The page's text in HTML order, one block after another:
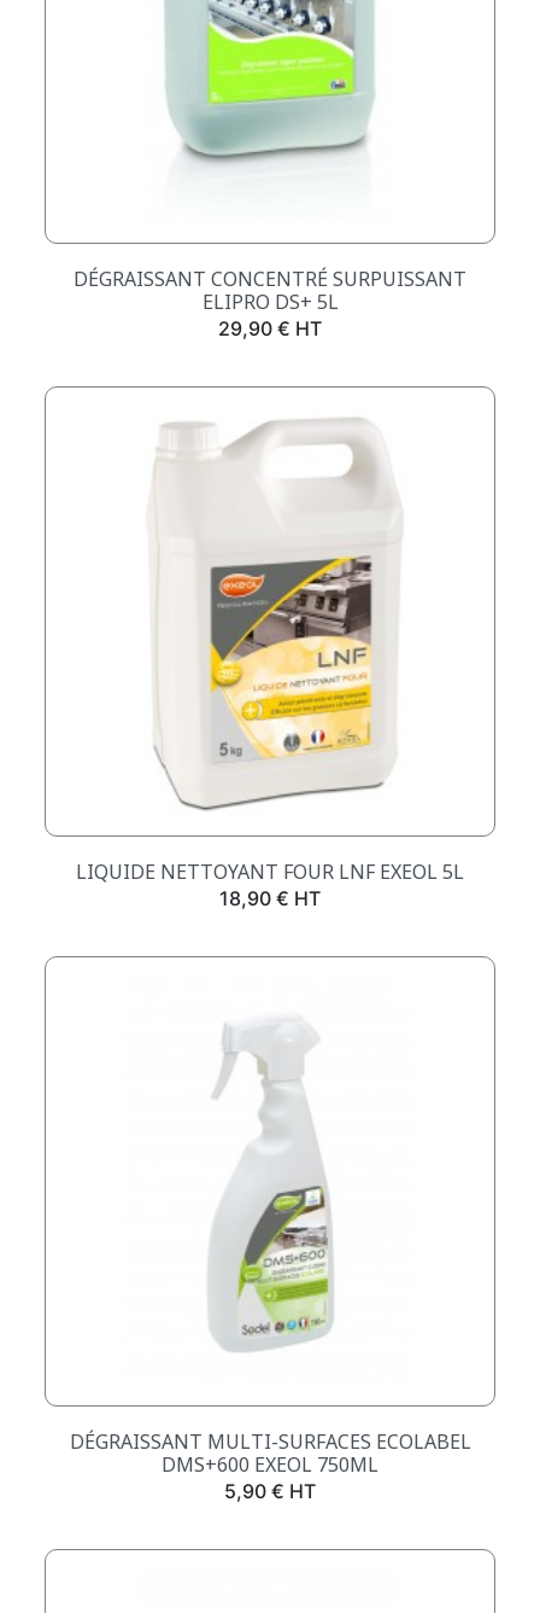
DÉGRAISSANT CONCENTRÉ SURPUISSANT
ELIPRO DS+ 5L
Prix
29,90 € HT
LIQUIDE NETTOYANT FOUR LNF EXEOL 5L
Prix
18,90 € HT
DÉGRAISSANT MULTI-SURFACES ECOLABEL
DMS+600 EXEOL 750ML
Prix
5,90 € HT